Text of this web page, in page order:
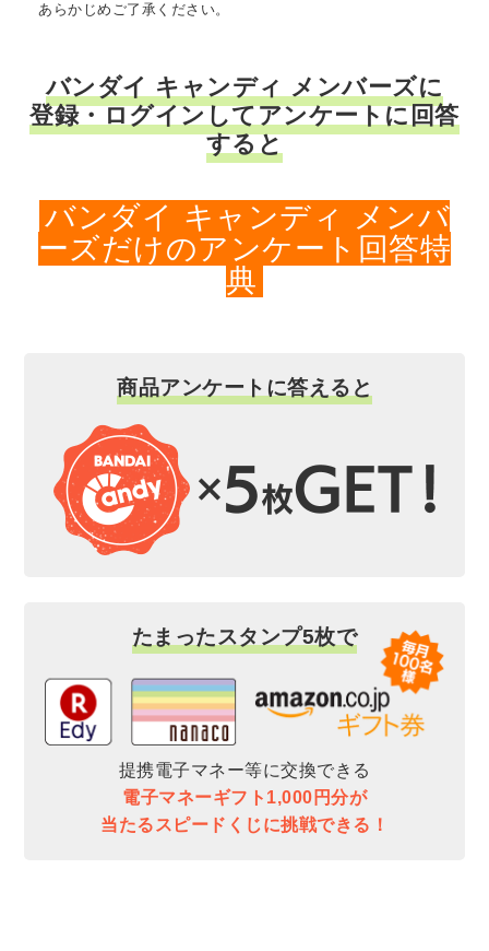
あらかじめご了承ください。
バンダイ キャンディ メンバーズに
登録・ログインしてアンケートに回答
すると
バンダイ キャンディ メンバ
ーズだけのアンケート回答特
典
商品アンケートに答えると
たまったスタンプ5枚で
提携電子マネー等に交換できる
電子マネーギフト1,000円分が
当たるスピードくじに挑戦できる！